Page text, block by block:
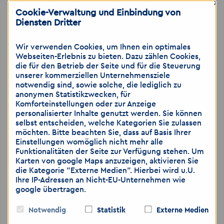
Bewerbungsunterlagen per E-Mail zusenden,
wenn Sie das Risiko als gering einschätzen.
Beispiel medizinische Gutachten, ärztliche
Bescheinigungen, die Sie nicht per E-Mail
versenden möchten, per Post zuschicken oder
bei dem Vorstellungsgespräch nachreichen.
Kontakt
Cookie-Verwaltung und Einbindung von
Diensten Dritter
×
Wir verwenden Cookies, um Ihnen ein optimales
Webseiten-Erlebnis zu bieten. Dazu zählen Cookies,
die für den Betrieb der Seite und für die Steuerung
unserer kommerziellen Unternehmensziele
notwendig sind, sowie solche, die lediglich zu
anonymen Statistikzwecken, für
Komforteinstellungen oder zur Anzeige
personalisierter Inhalte genutzt werden. Sie können
selbst entscheiden, welche Kategorien Sie zulassen
möchten. Bitte beachten Sie, dass auf Basis Ihrer
Einstellungen womöglich nicht mehr alle
Funktionalitäten der Seite zur Verfügung stehen. Um
Karten von google Maps anzuzeigen, aktivieren Sie
die Kategorie "Externe Medien". Hierbei wird u.U.
Ihre IP-Adressen an Nicht-EU-Unternehmen wie
google übertragen.
Notwendig Statistik Externe Medien